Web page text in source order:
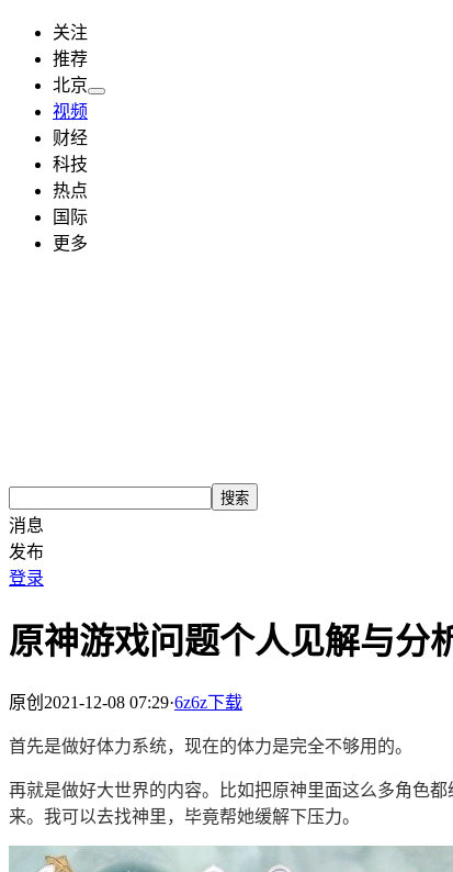
关注
推荐
北京
视频
财经
科技
热点
国际
更多
搜索
消息
发布
登录
原神游戏问题个人见解与分
原创 2021-12-08 07:29·6z6z下载
首先是做好体力系统，现在的体力是完全不够用的。
再就是做好大世界的内容。比如把原神里面这么多角色
来。我可以去找神里，毕竟帮她缓解下压力。